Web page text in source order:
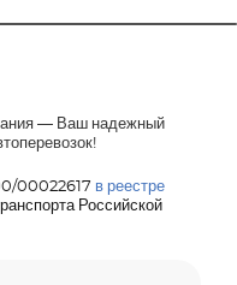
— Ваш надежный
00022617 в реестре
Российской